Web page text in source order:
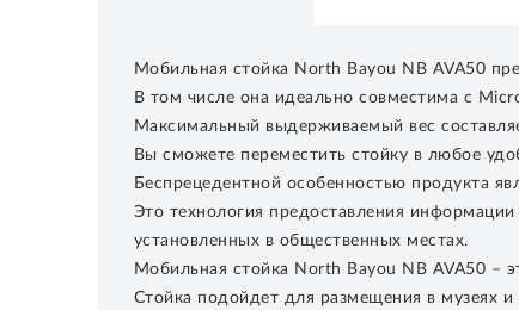
Мобильная стойка North Bayou NB AVA50
В том числе она идеально совместима с
Максимальный выдерживаемый вес
Вы сможете переместить стойку в любое
Беспрецедентной особенностью продукта
Это технология предоставления
установленных в общественных местах.
Мобильная стойка North Bayou NB AVA50 –
Стойка подойдет для размещения в музеях и